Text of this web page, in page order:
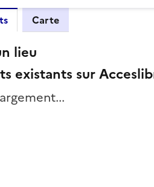
Carte
lieu
existants sur